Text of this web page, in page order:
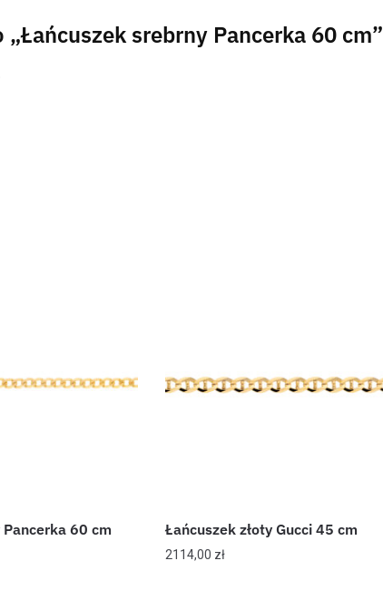
srebrny Pancerka 60 cm”
Pancerka 60 cm Łańcuszek złoty Gucci 45 cm
2114,00 zł